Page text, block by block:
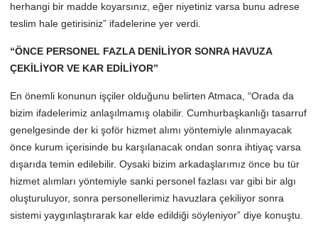
herhangi bir madde koyarsınız, eğer niyetiniz varsa bunu adrese
teslim hale getirisiniz” ifadelerine yer verdi.
“ÖNCE PERSONEL FAZLA DENİLİYOR SONRA HAVUZA
ÇEKİLİYOR VE KAR EDİLİYOR”
En önemli konunun işçiler olduğunu belirten Atmaca, “Orada da
bizim ifadelerimiz anlaşılmamış olabilir. Cumhurbaşkanlığı tasarruf
genelgesinde der ki şoför hizmet alımı yöntemiyle alınmayacak
önce kurum içerisinde bu karşılanacak ondan sonra ihtiyaç varsa
dışarıda temin edilebilir. Oysaki bizim arkadaşlarımız önce bu tür
hizmet alımları yöntemiyle sanki personel fazlası var gibi bir algı
oluşturuluyor, sonra personellerimiz havuzlara çekiliyor sonra
sistemi yaygınlaştırarak kar elde edildiği söyleniyor” diye konuştu.